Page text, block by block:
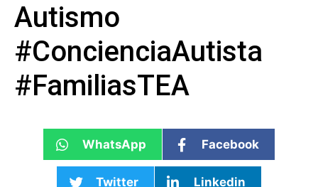
Autismo
#ConcienciaAutista
#FamiliasTEA
WhatsApp Facebook
Twitter Linkedin